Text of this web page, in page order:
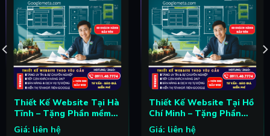
Thiết Kế Website Tại Hà
Tĩnh – Tặng Phần mềm
seo pro
Giá: liên hệ
Thiết Kế Website Tại Hồ
Chí Minh – Tặng Phần
mềm seo pro
Giá: liên hệ